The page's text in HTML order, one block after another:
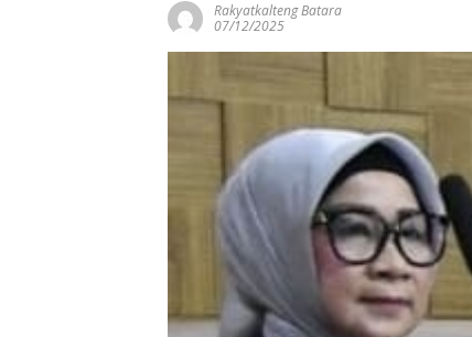
Rakyatkalteng Batara
07/12/2025